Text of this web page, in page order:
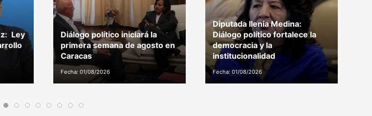
Ley
Diálogo político iniciará la
primera semana de agosto en
Caracas
Fecha: 01/08/2026
Diputada Ilenia Medina:
Diálogo político fortalece la
democracia y la
institucionalidad
Fecha: 01/08/2026